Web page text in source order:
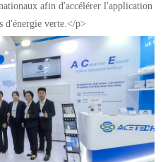
afin d'accélérer l'application
d'énergie verte.</p>